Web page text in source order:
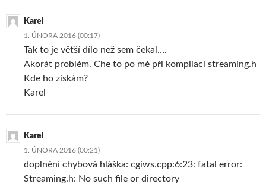
Karel
1. ÚNORA 2016 (00:17)
Tak to je větší dílo než sem čekal….
Akorát problém. Che to po mě při kompilaci streaming.h
Kde ho získám?
Karel
Karel
1. ÚNORA 2016 (00:21)
doplnění chybová hláška: cgiws.cpp:6:23: fatal error:
Streaming.h: No such file or directory